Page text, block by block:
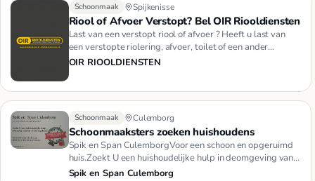
Schoonmaak Spijkenisse
Riool of Afvoer Verstopt? Bel OIR Riooldiensten
Last van een verstopt riool of afvoer ? Heeft u last van
een verstopte riolering, afvoer, toilet of een ander
verstoppin…
OIR RIOOLDIENSTEN
Schoonmaak Culemborg
Schoonmaaksters zoeken huishoudens
Spik en Span CulemborgVoor een schoon en opgeruimd
huis.Zoekt U een huishoudelijke hulp in deomgeving van
Culemborg, nee…
Spik en Span Culemborg